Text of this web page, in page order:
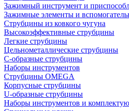
Зажимный инструмент и
Зажимные элементы и
Струбцины из ковкого чугуна
Высокоэффективные струбцины
Легкие струбцины
Цельнометаллические струбцины
C-образные струбцины
Наборы инструментов
Струбцины OMEGA
Корпусные струбцины
U-образные струбцины
Наборы инструментов и